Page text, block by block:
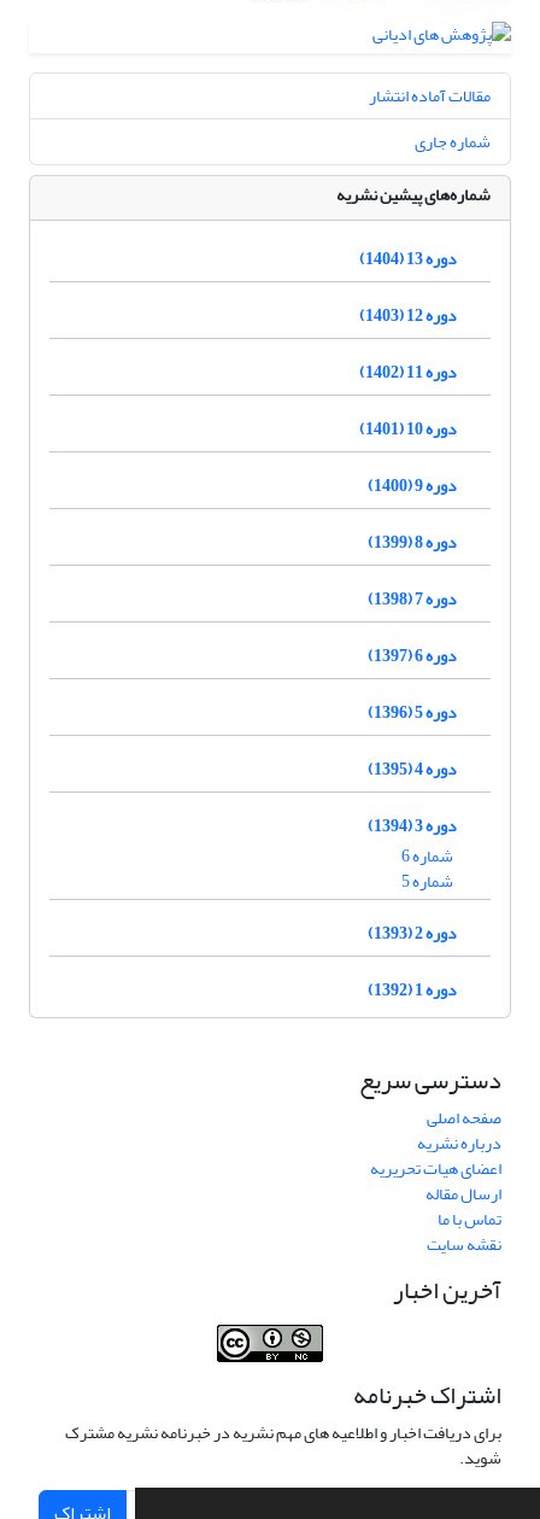
مقالات آماده انتشار
شماره جاری
شماره‌های پیشین نشریه
دوره 13 (1404)
دوره 12 (1403)
دوره 11 (1402)
دوره 10 (1401)
دوره 9 (1400)
دوره 8 (1399)
دوره 7 (1398)
دوره 6 (1397)
دوره 5 (1396)
دوره 4 (1395)
دوره 3 (1394)
شماره 6
شماره 5
دوره 2 (1393)
دوره 1 (1392)
دسترسی سریع
صفحه اصلی
درباره نشریه
اعضای هیات تحریریه
ارسال مقاله
تماس با ما
نقشه سایت
آخرین اخبار
اشتراک خبرنامه
برای دریافت اخبار و اطلاعیه های مهم نشریه در خبرنامه نشریه مشترک
شوید.